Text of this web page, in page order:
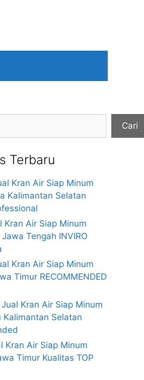
Cari
Terbaru
Kran Air Siap Minum
Kalimantan Selatan
Kran Air Siap Minum
Tengah INVIRO
Kran Air Siap Minum
Timur RECOMMENDED
Kran Air Siap Minum
Kalimantan Selatan
Kran Air Siap Minum
Timur Kualitas TOP